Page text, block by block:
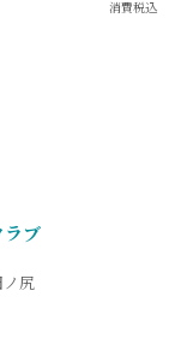
消費税込
ラブ
ノ尻